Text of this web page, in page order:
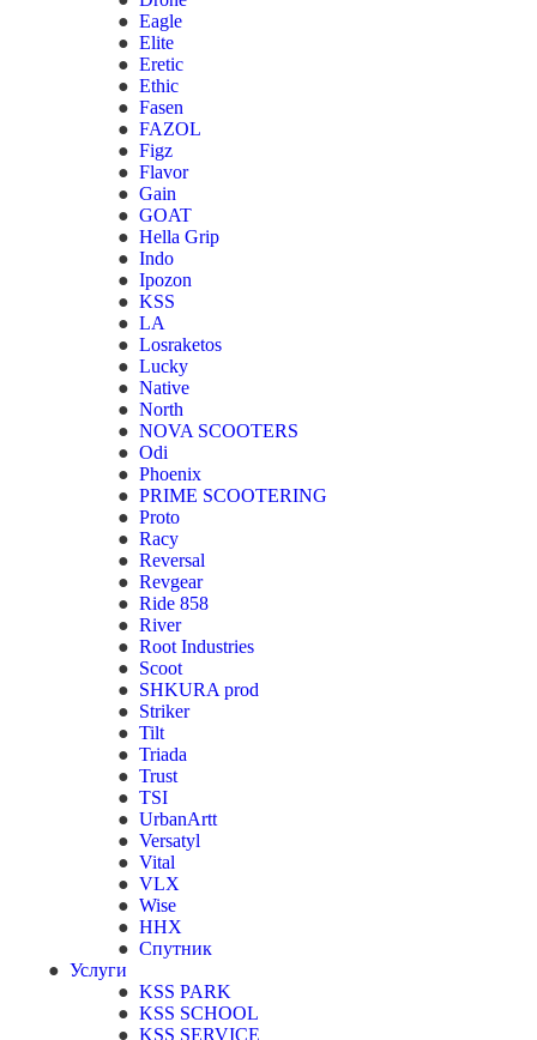
Eagle
Elite
Eretic
Ethic
Fasen
FAZOL
Figz
Flavor
Gain
GOAT
Hella Grip
Indo
Ipozon
KSS
LA
Losraketos
Lucky
Native
North
NOVA SCOOTERS
Odi
Phoenix
PRIME SCOOTERING
Proto
Racy
Reversal
Revgear
Ride 858
River
Root Industries
Scoot
SHKURA рrоd
Striker
Tilt
Triada
Trust
TSI
UrbanArtt
Versatyl
Vital
VLX
Wise
ННХ
Спутник
Услуги
KSS PARK
KSS SCHOOL
KSS SERVICE